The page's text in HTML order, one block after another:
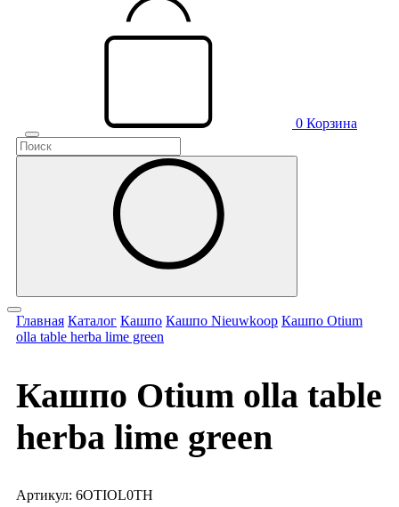
0 Корзина
Главная Каталог Кашпо Кашпо Nieuwkoop Кашпо Otium
olla table herba lime green
Кашпо Otium olla table
herba lime green
Артикул: 6OTIOL0TH